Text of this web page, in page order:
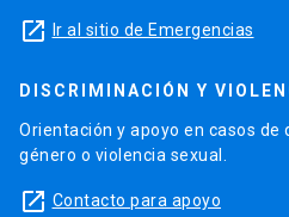
launch Ir al sitio de Emergencias
DISCRIMINACIÓN Y
Orientación y apoyo en casos de
género o violencia sexual.
launch Contacto para apoyo